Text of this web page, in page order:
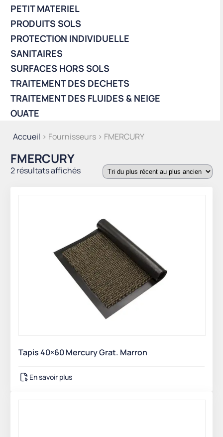
Accueil > Fournisseurs > FMERCURY
FMERCURY
2 résultats affichésTrié
plus
ancien
Tapis 40×60 Mercury Grat. Marron
En savoir plus
PETIT MATERIEL
PRODUITS SOLS
PROTECTION INDIVIDUELLE
SANITAIRES
SURFACES HORS SOLS
TRAITEMENT DES DECHETS
TRAITEMENT DES FLUIDES & NEIGE
OUATE